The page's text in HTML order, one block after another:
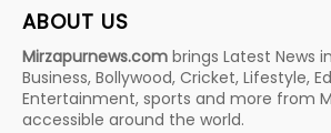
ABOUT US
Mirzapurnews.com brings Latest News
Business, Bollywood, Cricket, Lifestyle,
Entertainment, sports and more from
accessible around the world.